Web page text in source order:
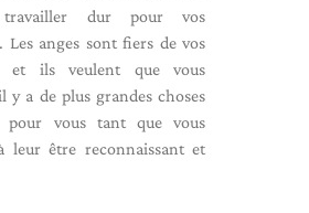
dur pour vos
Les anges sont fiers de vos
et ils veulent que vous
y a de plus grandes choses
pour vous tant que vous
leur être reconnaissant et